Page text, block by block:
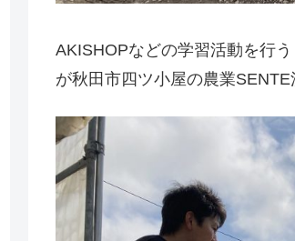
AKISHOPなどの学習活動を行
が秋田市四ツ小屋の農業